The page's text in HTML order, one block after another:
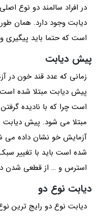
در افراد سالمند دو نوع
دیابت وجود دارد. همان
است که حتما باید پیگیری
پیش دیابت
زمانی که عدد قند خون در
پیش دیابت مبتلا شده
است چرا که با نادیده
مبتلا می شود. پیش دیابت
آزمایش خو نشان داده
شده است باید با تغییر
استرس و … از قطعی شدن
دیابت نوع دو
دیابت نوع دو رایج ترین